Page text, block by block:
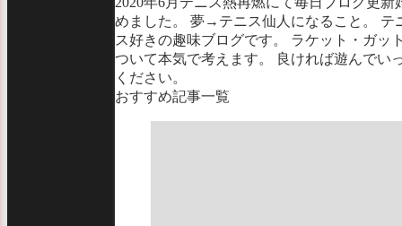
めました。 夢→テニス仙人になること。 テ
ス好きの趣味ブログです。 ラケット・ガッ
ついて本気で考えます。 良ければ遊んでい
ください。
おすすめ記事一覧